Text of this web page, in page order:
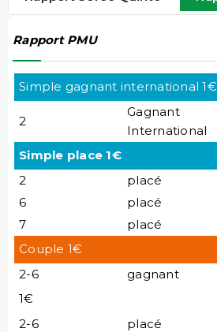
Rapport PMU
Simple gagnant international 1€
2
Gagnant
International
Simple place 1€
2
placé
6
placé
7
placé
Couple 1€
2-6
gagnant
1€
2-6
placé